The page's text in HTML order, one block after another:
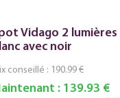
Vidago 2 lumières
avec noir
: 139.93 €
conseillé : 190.99 €